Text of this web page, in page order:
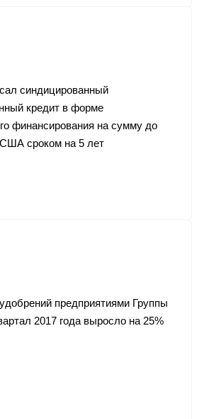
синдицированный
кредит в форме
финансирования на сумму до
сроком на 5 лет
предприятиями Группы
2017 года выросло на 25%